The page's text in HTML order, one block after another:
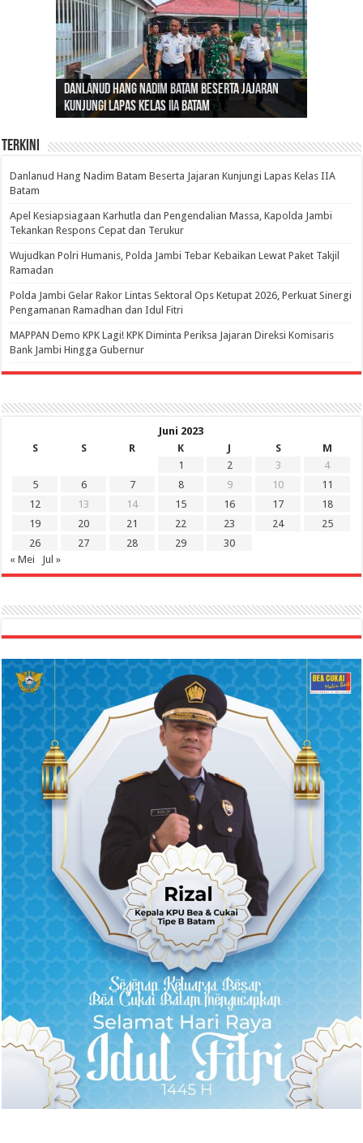
Danlanud Hang Nadim Batam Beserta Jajaran
Kunjungi Lapas Kelas IIA Batam
Silaturahmi dan Reses Komite I DPD RI di Polda
Jambi Bahas Sinergitas Penanganan Narkotika
Gubernur Al Haris: Lomba Cerdas Cermat Sarana
Edukasi Pembentukan Karakter Generasi
Penerus
Gubernur Al Haris Dorong Koperasi Merah Putih
Cepat Beroperasi Agar Bisa Layani Masyarakat
Penuhi Kebutuhannya
Sosok Fenomenal yang Menggetarkan
Nusantara: Ratu Wangsa, Wanita Berkelas
dengan Pengaruh Internasional
Terkini
Danlanud Hang Nadim Batam Beserta Jajaran Kunjungi Lapas Kelas IIA
Batam
Apel Kesiapsiagaan Karhutla dan Pengendalian Massa, Kapolda Jambi
Tekankan Respons Cepat dan Terukur
Wujudkan Polri Humanis, Polda Jambi Tebar Kebaikan Lewat Paket Takjil
Ramadan
Polda Jambi Gelar Rakor Lintas Sektoral Ops Ketupat 2026, Perkuat Sinergi
Pengamanan Ramadhan dan Idul Fitri
‎MAPPAN Demo KPK Lagi! KPK Diminta Periksa Jajaran Direksi Komisaris
Bank Jambi Hingga Gubernur ‎
Juni 2023
S
S R K J S
M
1
2 3
4
5
6 7 8 9 10
11
12
13 14 15 16 17
18
19
20 21 22 23 24
25
26
27 28 29
30
« Mei
Jul »